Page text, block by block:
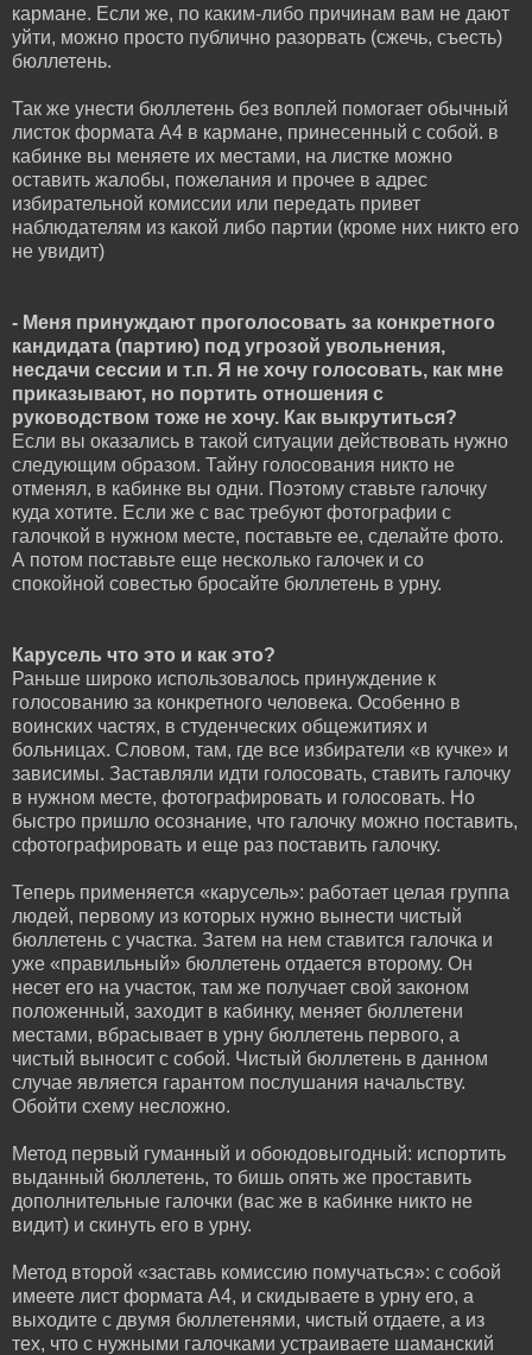
кармане. Если же, по каким-либо причинам вам не дают
уйти, можно просто публично разорвать (сжечь, съесть)
бюллетень.
Так же унести бюллетень без воплей помогает обычный
листок формата A4 в кармане, принесенный с собой. в
кабинке вы меняете их местами, на листке можно
оставить жалобы, пожелания и прочее в адрес
избирательной комиссии или передать привет
наблюдателям из какой либо партии (кроме них никто его
не увидит)
- Меня принуждают проголосовать за конкретного
кандидата (партию) под угрозой увольнения,
несдачи сессии и т.п. Я не хочу голосовать, как мне
приказывают, но портить отношения с
руководством тоже не хочу. Как выкрутиться?
Если вы оказались в такой ситуации действовать нужно
следующим образом. Тайну голосования никто не
отменял, в кабинке вы одни. Поэтому ставьте галочку
куда хотите. Если же с вас требуют фотографии с
галочкой в нужном месте, поставьте ее, сделайте фото.
А потом поставьте еще несколько галочек и со
спокойной совестью бросайте бюллетень в урну.
Карусель что это и как это?
Раньше широко использовалось принуждение к
голосованию за конкретного человека. Особенно в
воинских частях, в студенческих общежитиях и
больницах. Словом, там, где все избиратели «в кучке» и
зависимы. Заставляли идти голосовать, ставить галочку
в нужном месте, фотографировать и голосовать. Но
быстро пришло осознание, что галочку можно поставить,
сфотографировать и еще раз поставить галочку.
Теперь применяется «карусель»: работает целая группа
людей, первому из которых нужно вынести чистый
бюллетень с участка. Затем на нем ставится галочка и
уже «правильный» бюллетень отдается второму. Он
несет его на участок, там же получает свой законом
положенный, заходит в кабинку, меняет бюллетени
местами, вбрасывает в урну бюллетень первого, а
чистый выносит с собой. Чистый бюллетень в данном
случае является гарантом послушания начальству.
Обойти схему несложно.
Метод первый гуманный и обоюдовыгодный: испортить
выданный бюллетень, то бишь опять же проставить
дополнительные галочки (вас же в кабинке никто не
видит) и скинуть его в урну.
Метод второй «заставь комиссию помучаться»: с собой
имеете лист формата А4, и скидываете в урну его, а
выходите с двумя бюллетенями, чистый отдаете, а из
тех, что с нужными галочками устраиваете шаманский